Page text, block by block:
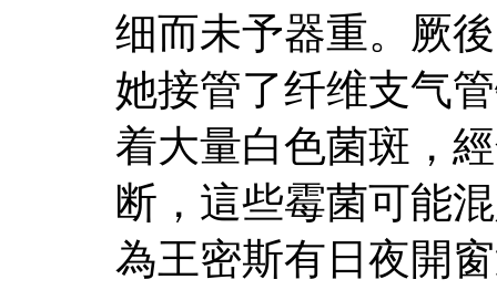
细而未予器重。厥
她接管了纤维支气
着大量白色菌斑，
断，這些霉菌可能
為王密斯有日夜開